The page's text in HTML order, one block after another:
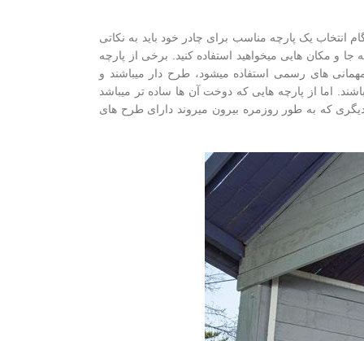
انتخاب یک پارچه مناسب برای چادر خود باید به نکاتی
جا و مکان هایی میخواهید استفاده کنید. برخی از پارچه
های رسمی استفاده میشود، طرح دار میباشند و
اما از پارچه هایی که دوخت آن ها ساده تر میباشد
دیگری که به طور روزمره بیرون میروند دارای طرح های